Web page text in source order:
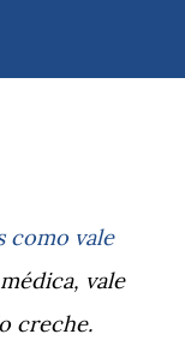
como vale
vale
creche.